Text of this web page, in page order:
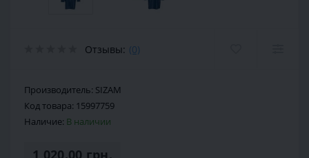
Отзывы: (0)
Производитель: SIZAM
Код товара: 15997759
Наличие: В наличии